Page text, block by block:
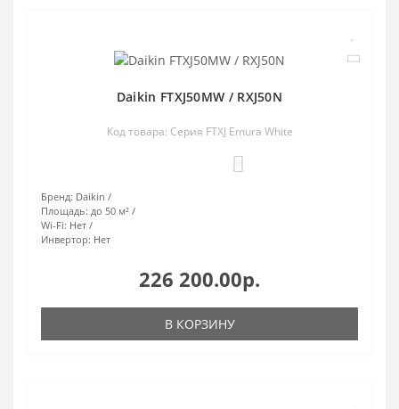
Daikin FTXJ50MW / RXJ50N
Код товара: Серия FTXJ Emura White
Бренд: Daikin
Площадь: до 50 м²
Wi-Fi: Нет
Инвертор: Нет
226 200.00р.
В КОРЗИНУ